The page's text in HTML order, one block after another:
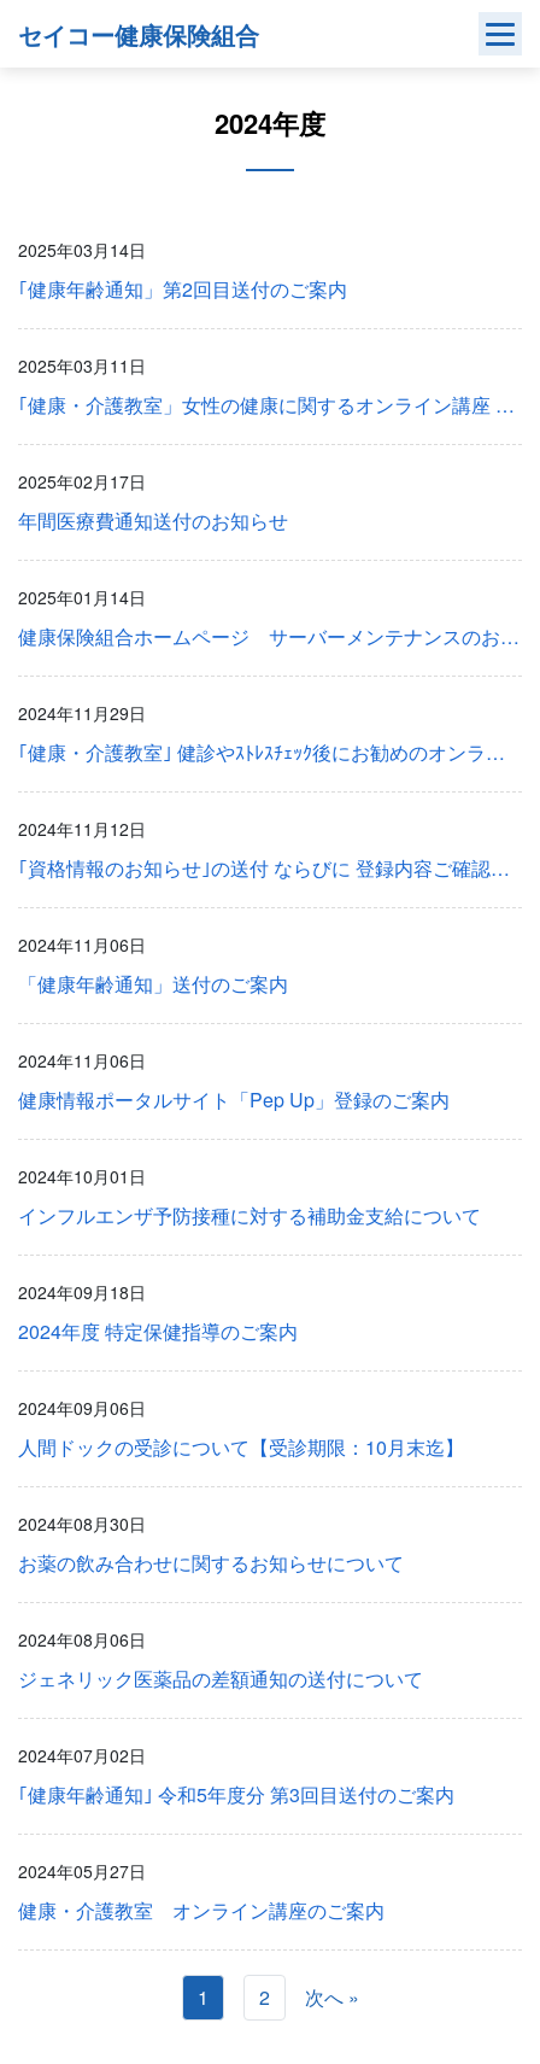
セイコー健康保険組合
2024年度
2025年03月14日
｢健康年齢通知」第2回目送付のご案内
2025年03月11日
｢健康・介護教室」女性の健康に関するオンライン講座 のご案内
2025年02月17日
年間医療費通知送付のお知らせ
2025年01月14日
健康保険組合ホームページ サーバーメンテナンスのお知らせ
2024年11月29日
｢健康・介護教室｣ 健診やｽﾄﾚｽﾁｪｯｸ後にお勧めのオンライン講座のご案内
2024年11月12日
｢資格情報のお知らせ｣の送付 ならびに 登録内容ご確認のお願い
2024年11月06日
「健康年齢通知」送付のご案内
2024年11月06日
健康情報ポータルサイト「Pep Up」登録のご案内
2024年10月01日
インフルエンザ予防接種に対する補助金支給について
2024年09月18日
2024年度 特定保健指導のご案内
2024年09月06日
人間ドックの受診について【受診期限：10月末迄】
2024年08月30日
お薬の飲み合わせに関するお知らせについて
2024年08月06日
ジェネリック医薬品の差額通知の送付について
2024年07月02日
｢健康年齢通知｣ 令和5年度分 第3回目送付のご案内
2024年05月27日
健康・介護教室 オンライン講座のご案内
1 2 次へ »